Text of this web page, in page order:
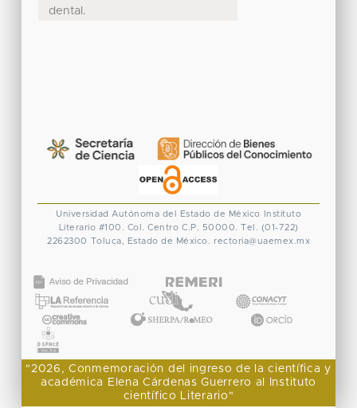
dental.
Universidad Autónoma del Estado de México
Instituto
Literario #100. Col. Centro C.P. 50000. Tel. (01-722)
2262300
Toluca, Estado de México. rectoria@uaemex.mx
"2026, Conmemoración del ingreso de la científica y
académica Elena Cárdenas Guerrero al Instituto
científico Literario"